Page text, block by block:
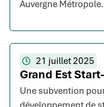
Auvergne Métropole.
21 juillet 2025
Grand Est
Une subvention